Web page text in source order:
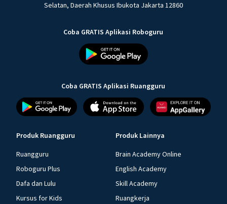
Selatan, Daerah Khusus Ibukota Jakarta 12860
Coba GRATIS Aplikasi Roboguru
Coba GRATIS Aplikasi Ruangguru
Produk Ruangguru
Ruangguru
Roboguru Plus
Dafa dan Lulu
Kursus for Kids
Produk Lainnya
Brain Academy Online
English Academy
Skill Academy
Ruangkerja